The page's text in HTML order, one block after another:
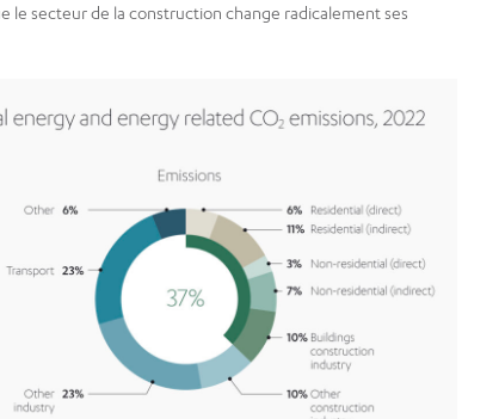
le secteur de la construction change radicalement ses